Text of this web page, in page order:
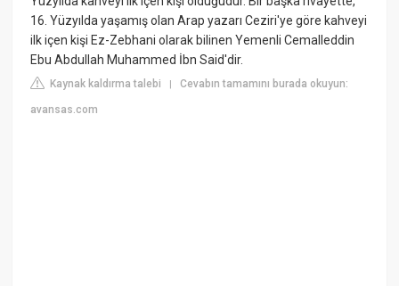
16. Yüzyılda yaşamış olan Arap yazarı Ceziri'ye göre kahveyi
ilk içen kişi Ez-Zebhani olarak bilinen Yemenli Cemalleddin
Ebu Abdullah Muhammed İbn Said'dir.
Kaynak kaldırma talebi |Cevabın tamamını burada okuyun:
avansas.com